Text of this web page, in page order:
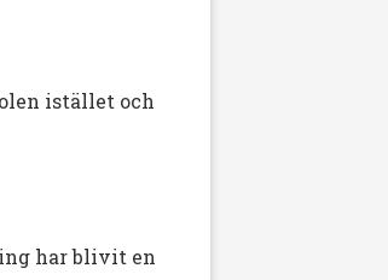
istället och
har blivit en